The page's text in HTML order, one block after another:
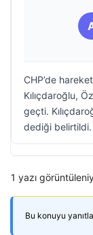
CHP’de
Kılıçdaroğlu,
geçti.
dediği belirtildi.
1 yazı
Bu konuyu